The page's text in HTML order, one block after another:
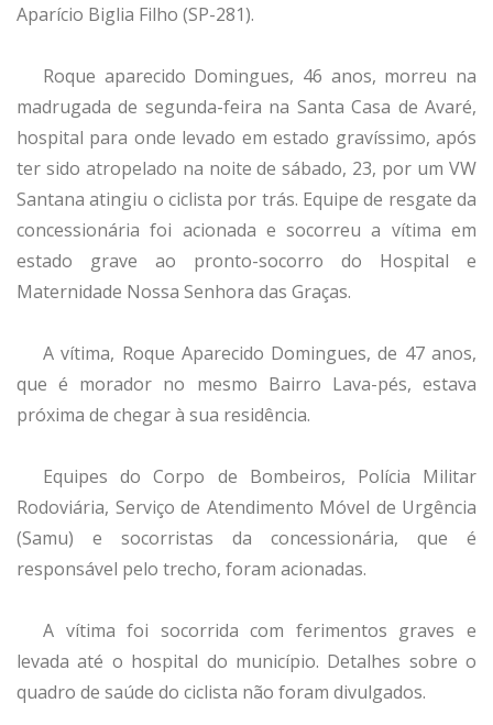
Aparício Biglia Filho (SP-281).
Roque aparecido Domingues, 46 anos, morreu na
madrugada de segunda-feira na Santa Casa de Avaré,
hospital para onde levado em estado gravíssimo, após
ter sido atropelado na noite de sábado, 23, por um VW
Santana atingiu o ciclista por trás. Equipe de resgate da
concessionária foi acionada e socorreu a vítima em
estado grave ao pronto-socorro do Hospital e
Maternidade Nossa Senhora das Graças.
A vítima, Roque Aparecido Domingues, de 47 anos,
que é morador no mesmo Bairro Lava-pés, estava
próxima de chegar à sua residência.
Equipes do Corpo de Bombeiros, Polícia Militar
Rodoviária, Serviço de Atendimento Móvel de Urgência
(Samu) e socorristas da concessionária, que é
responsável pelo trecho, foram acionadas.
A vítima foi socorrida com ferimentos graves e
levada até o hospital do município. Detalhes sobre o
quadro de saúde do ciclista não foram divulgados.